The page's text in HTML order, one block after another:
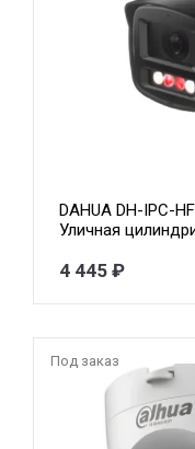
DAHUA DH-IPC-
Уличная
3.6мм,
4 445 ₽
Под заказ